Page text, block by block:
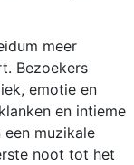
meer
Bezoekers
emotie en
en intieme
muzikale
noot tot het